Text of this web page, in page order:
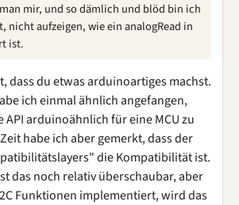
mir, und so dämlich und blöd bin ich
nicht aufzeigen, wie ein analogRead in
ist.
dass du etwas arduinoartiges machst.
ich einmal ähnlich angefangen,
API arduinoähnlich für eine MCU zu
habe ich aber gemerkt, dass der
die Kompatibilität ist.
das noch relativ überschaubar, aber
Funktionen implementiert, wird das